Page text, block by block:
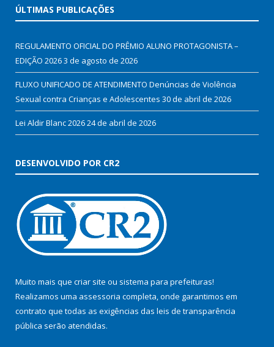
ÚLTIMAS PUBLICAÇÕES
REGULAMENTO OFICIAL DO PRÊMIO ALUNO PROTAGONISTA –
EDIÇÃO 20263 de agosto de 2026
FLUXO UNIFICADO DE ATENDIMENTO Denúncias de Violência
Sexual contra Crianças e Adolescentes 30 de abril de 2026
Lei Aldir Blanc 202624 de abril de 2026
DESENVOLVIDO POR CR2
Muito mais que criar site ou sistema para prefeituras!
Realizamos uma assessoria completa, onde garantimos em
contrato que todas as exigências das leis de transparência
pública serão atendidas.